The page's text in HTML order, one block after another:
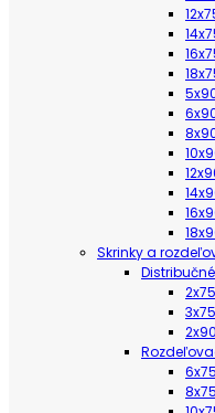
Skrinky a